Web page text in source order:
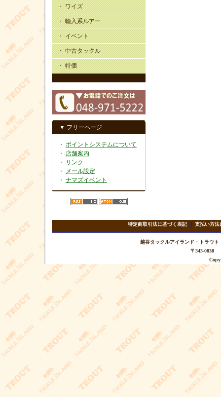
・ ワイズ
・ 輸入系ルアー
・ イベント
・ 中古タックル
・ 特価
▼ フリーページ
・ ポイントシステムについて
・ 店舗案内
・
リンク
・
メール設定
・ ナマズイベント
特定商取引法に基づく表記｜ 支払い方法
越谷タックルアイランド・トラ
〒343-0838